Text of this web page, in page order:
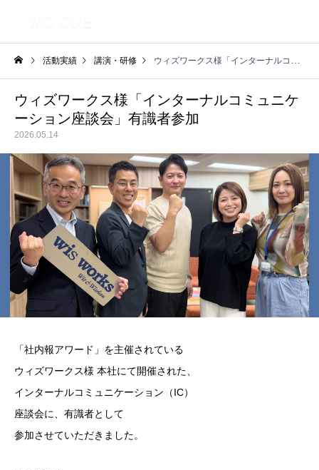
活動実績 講演・研修 ウィズワークス様「インターナルコミュニケーション座談会」有識者参加
ウィズワークス様「インターナルコミュニケ
ーション座談会」有識者参加
2026.05.14
「社内報アワード」を主催されている
ウィズワークス様 本社にて開催された、
インターナルコミュニケーション（IC）
座談会に、有識者として
参加させていただきました。